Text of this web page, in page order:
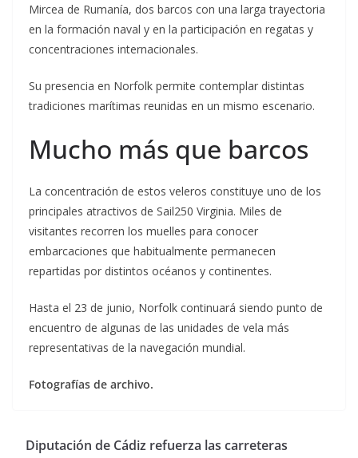
Mircea de Rumanía, dos barcos con una larga trayectoria
en la formación naval y en la participación en regatas y
concentraciones internacionales.
Su presencia en Norfolk permite contemplar distintas
tradiciones marítimas reunidas en un mismo escenario.
Mucho más que barcos
La concentración de estos veleros constituye uno de los
principales atractivos de Sail250 Virginia. Miles de
visitantes recorren los muelles para conocer
embarcaciones que habitualmente permanecen
repartidas por distintos océanos y continentes.
Hasta el 23 de junio, Norfolk continuará siendo punto de
encuentro de algunas de las unidades de vela más
representativas de la navegación mundial.
Fotografías de archivo.
Diputación de Cádiz refuerza las carreteras